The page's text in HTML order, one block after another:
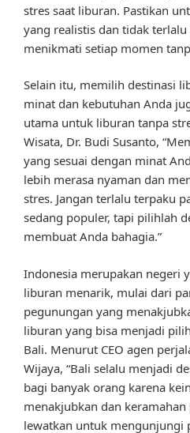
stres saat liburan. Pastikan
yang realistis dan tidak
menikmati setiap momen
Selain itu, memilih destinasi
minat dan kebutuhan Anda
utama untuk liburan tanpa
Wisata, Dr. Budi Susanto,
yang sesuai dengan minat
lebih merasa nyaman dan
stres. Jangan terlalu terpaku
sedang populer, tapi pilihlah
membuat Anda bahagia.”
Indonesia merupakan negeri
liburan menarik, mulai dari
pegunungan yang
liburan yang bisa menjadi
Bali. Menurut CEO agen
Wijaya, “Bali selalu menjadi
bagi banyak orang karena
menakjubkan dan keramahan
lewatkan untuk mengunjungi